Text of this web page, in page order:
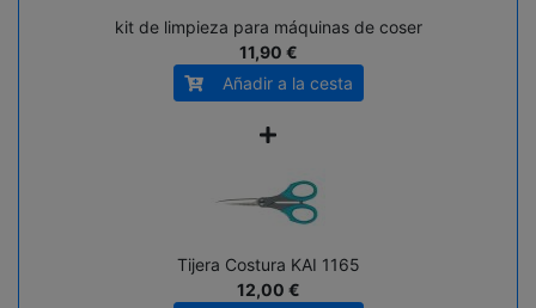
kit de limpieza para máquinas de coser
11,90 €
Añadir a la cesta
+
Tijera Costura KAI 1165
12,00 €